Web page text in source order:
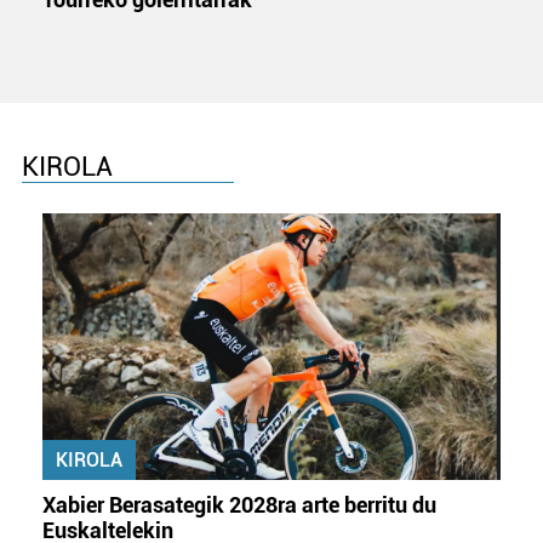
baliatzen gara. Ohar hau onartuz gero, teknologia hori
KIROLA
KIROLA
Xabier Berasategik 2028ra arte berritu du
Euskaltelekin